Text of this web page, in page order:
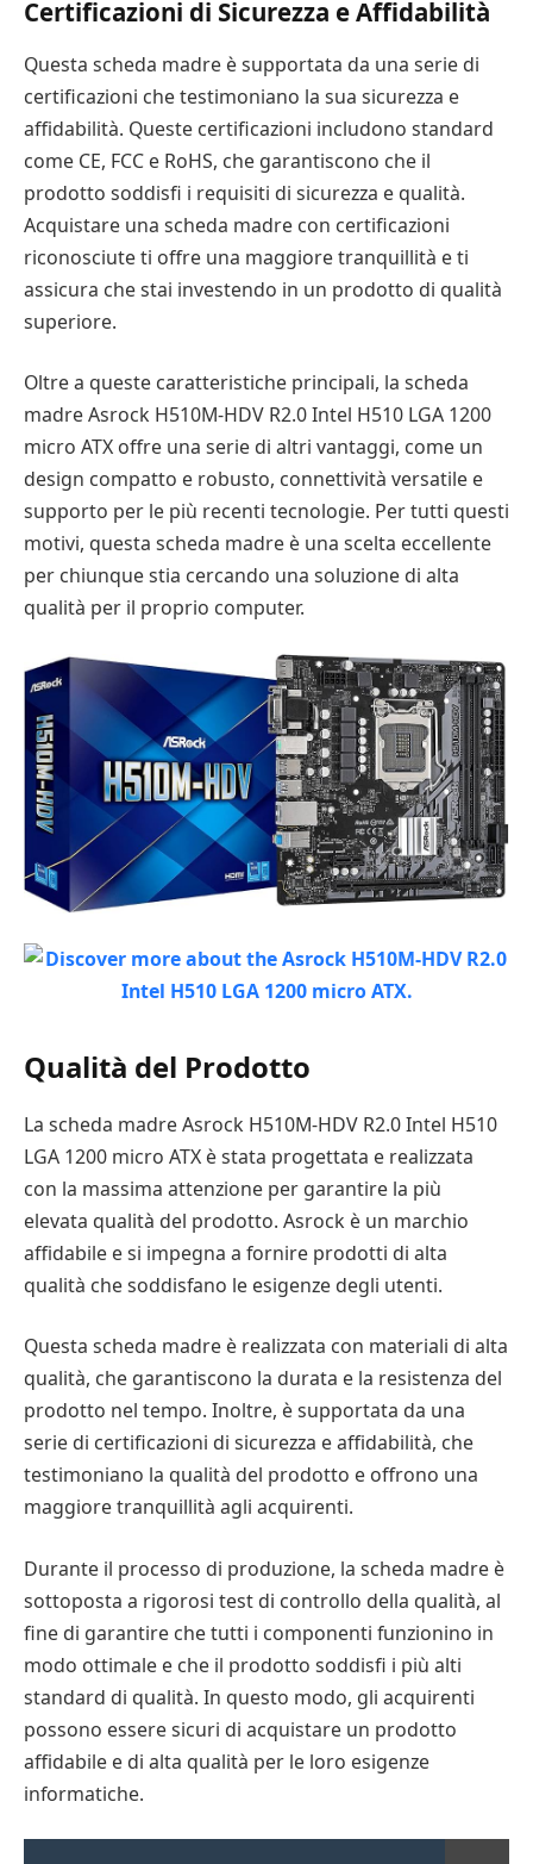
Certificazioni di Sicurezza e Affidabilità
Questa scheda madre è supportata da una serie di
certificazioni che testimoniano la sua sicurezza e
affidabilità. Queste certificazioni includono standard
come CE, FCC e RoHS, che garantiscono che il
prodotto soddisfi i requisiti di sicurezza e qualità.
Acquistare una scheda madre con certificazioni
riconosciute ti offre una maggiore tranquillità e ti
assicura che stai investendo in un prodotto di qualità
superiore.
Oltre a queste caratteristiche principali, la scheda
madre Asrock H510M-HDV R2.0 Intel H510 LGA 1200
micro ATX offre una serie di altri vantaggi, come un
design compatto e robusto, connettività versatile e
supporto per le più recenti tecnologie. Per tutti questi
motivi, questa scheda madre è una scelta eccellente
per chiunque stia cercando una soluzione di alta
qualità per il proprio computer.
Qualità del Prodotto
La scheda madre Asrock H510M-HDV R2.0 Intel H510
LGA 1200 micro ATX è stata progettata e realizzata
con la massima attenzione per garantire la più
elevata qualità del prodotto. Asrock è un marchio
affidabile e si impegna a fornire prodotti di alta
qualità che soddisfano le esigenze degli utenti.
Questa scheda madre è realizzata con materiali di alta
qualità, che garantiscono la durata e la resistenza del
prodotto nel tempo. Inoltre, è supportata da una
serie di certificazioni di sicurezza e affidabilità, che
testimoniano la qualità del prodotto e offrono una
maggiore tranquillità agli acquirenti.
Durante il processo di produzione, la scheda madre è
sottoposta a rigorosi test di controllo della qualità, al
fine di garantire che tutti i componenti funzionino in
modo ottimale e che il prodotto soddisfi i più alti
standard di qualità. In questo modo, gli acquirenti
possono essere sicuri di acquistare un prodotto
affidabile e di alta qualità per le loro esigenze
informatiche.